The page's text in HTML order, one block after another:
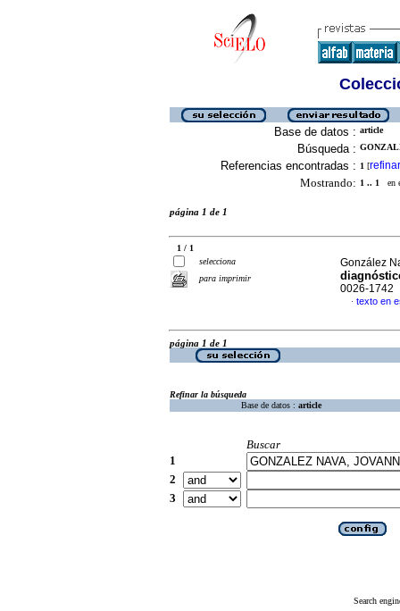
Base de datos : article
Búsqueda :
Referencias encontradas : 1 [refinar
Mostrando: 1 .. 1 en
página 1 de 1
1 / 1
selecciona
para imprimir
González
0026-1742
· texto en
página 1 de 1
Refinar la búsqueda
Base de datos : article
Buscar
1
2
3
Search